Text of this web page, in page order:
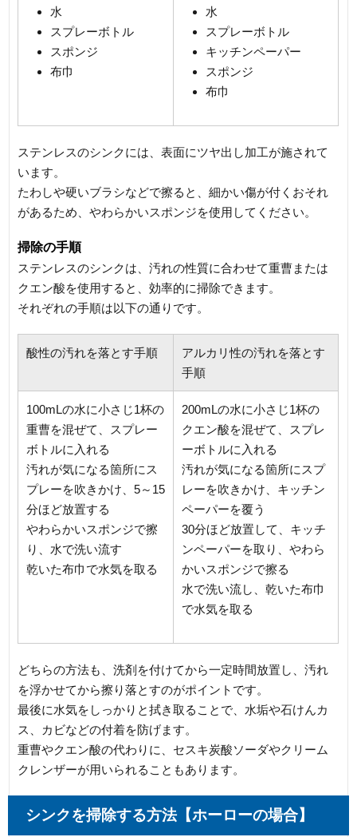
水
スプレーボトル
スポンジ
布巾
水
スプレーボトル
キッチンペーパー
スポンジ
布巾
ステンレスのシンクには、表面にツヤ出し加工が施されて
います。
たわしや硬いブラシなどで擦ると、細かい傷が付くおそれ
があるため、やわらかいスポンジを使用してください。
掃除の手順
ステンレスのシンクは、汚れの性質に合わせて重曹または
クエン酸を使用すると、効率的に掃除できます。
それぞれの手順は以下の通りです。
酸性の汚れを落とす手順
アルカリ性の汚れを落とす
手順
100mLの水に小さじ1杯の
重曹を混ぜて、スプレー
ボトルに入れる
汚れが気になる箇所にス
プレーを吹きかけ、5～15
分ほど放置する
やわらかいスポンジで擦
り、水で洗い流す
乾いた布巾で水気を取る
200mLの水に小さじ1杯の
クエン酸を混ぜて、スプレ
ーボトルに入れる
汚れが気になる箇所にスプ
レーを吹きかけ、キッチン
ペーパーを覆う
30分ほど放置して、キッチ
ンペーパーを取り、やわら
かいスポンジで擦る
水で洗い流し、乾いた布巾
で水気を取る
どちらの方法も、洗剤を付けてから一定時間放置し、汚れ
を浮かせてから擦り落とすのがポイントです。
最後に水気をしっかりと拭き取ることで、水垢や石けんカ
ス、カビなどの付着を防げます。
重曹やクエン酸の代わりに、セスキ炭酸ソーダやクリーム
クレンザーが用いられることもあります。
シンクを掃除する方法【ホーローの場合】